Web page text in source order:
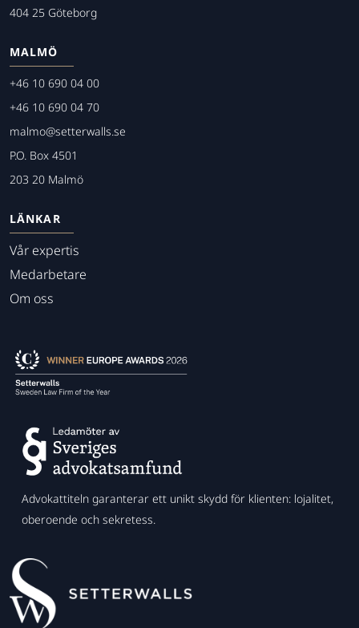
404 25 Göteborg
MALMÖ
+46 10 690 04 00
+46 10 690 04 70
malmo@setterwalls.se
P.O. Box 4501
203 20 Malmö
LÄNKAR
Vår expertis
Medarbetare
Om oss
Advokattiteln garanterar ett unikt skydd för klienten: lojalitet,
oberoende och sekretess.